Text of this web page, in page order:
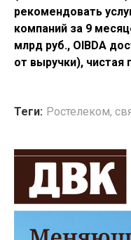
рекомендовать
компаний за 9
млрд руб., OIBDA
от выручки),
Теги: Ростелеком,